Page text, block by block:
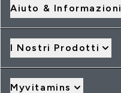
Aiuto & Informazioni
I Nostri Prodotti
Myvitamins